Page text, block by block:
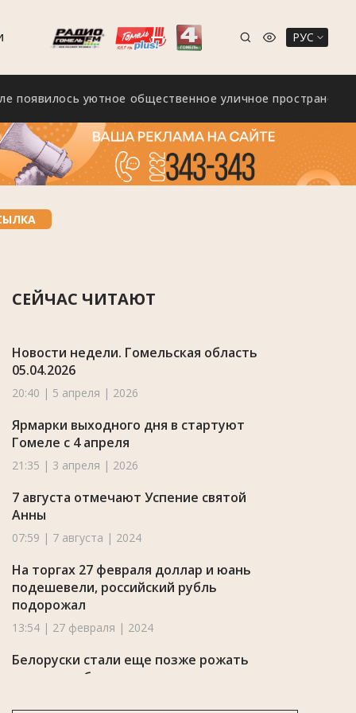
РУС
уютное общественное уличное пространство
СЕЙЧАС ЧИТАЮТ
Новости недели. Гомельская область
05.04.2026
20:40 | 5 апреля | 2026
Ярмарки выходного дня в стартуют
Гомеле с 4 апреля
21:35 | 3 апреля | 2026
7 августа отмечают Успение святой
Анны
07:59 | 7 августа | 2024
На торгах 27 февраля доллар и юань
подешевели, российский рубль
подорожал
13:54 | 27 февраля | 2024
Белоруски стали еще позже рожать
первого ребенка